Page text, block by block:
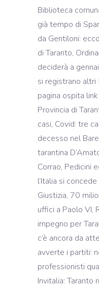
Biblioteca
già tempo di
da Gentiloni:
di Taranto,
deciderà a
si registrano
pagina ospita
Provincia di
casi, Covid: tre
decesso nel
tarantina
Corrao, Pedicini
l’Italia si
Giustizia, 70
uffici a Paolo VI,
impegno per
c’è ancora da
avverte i partiti:
professionisti
Invitalia: